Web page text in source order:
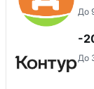
До
-
До